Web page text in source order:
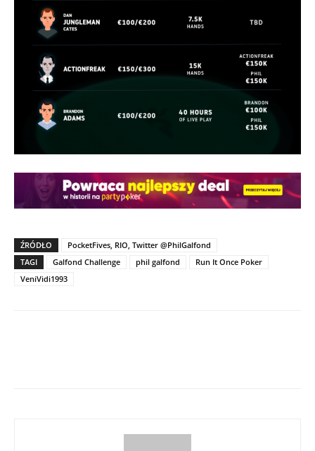
ŹRÓDŁO
PocketFives, RIO, Twitter @PhilGalfond
TAGI
Galfond Challenge phil galfond
Run It Once Poker
VeniVidi1993